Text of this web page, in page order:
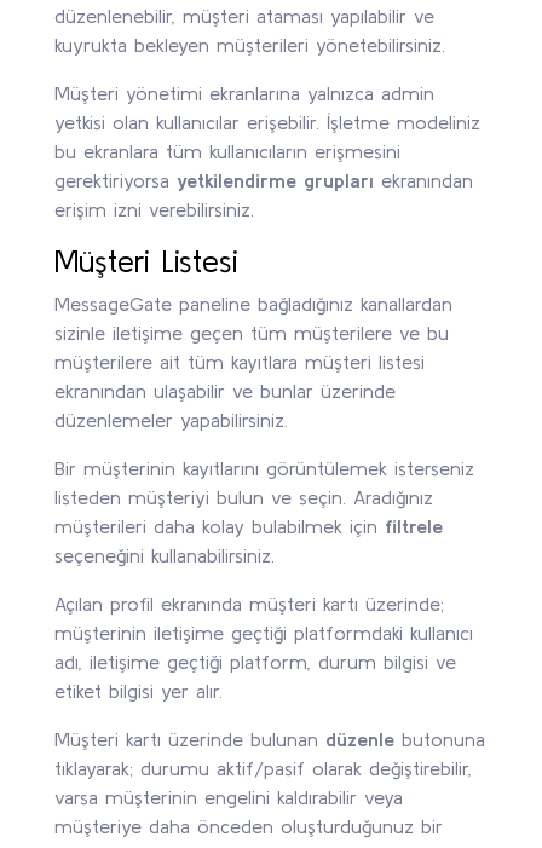
düzenlenebilir, müşteri ataması yapılabilir ve
kuyrukta bekleyen müşterileri yönetebilirsiniz.
Müşteri yönetimi ekranlarına yalnızca admin
yetkisi olan kullanıcılar erişebilir. İşletme modeliniz
bu ekranlara tüm kullanıcıların erişmesini
gerektiriyorsa yetkilendirme grupları ekranından
erişim izni verebilirsiniz.
Müşteri Listesi
MessageGate paneline bağladığınız kanallardan
sizinle iletişime geçen tüm müşterilere ve bu
müşterilere ait tüm kayıtlara müşteri listesi
ekranından ulaşabilir ve bunlar üzerinde
düzenlemeler yapabilirsiniz.
Bir müşterinin kayıtlarını görüntülemek isterseniz
listeden müşteriyi bulun ve seçin. Aradığınız
müşterileri daha kolay bulabilmek için filtrele
seçeneğini kullanabilirsiniz.
Açılan profil ekranında müşteri kartı üzerinde;
müşterinin iletişime geçtiği platformdaki kullanıcı
adı, iletişime geçtiği platform, durum bilgisi ve
etiket bilgisi yer alır.
Müşteri kartı üzerinde bulunan düzenle butonuna
tıklayarak; durumu aktif/pasif olarak değiştirebilir,
varsa müşterinin engelini kaldırabilir veya
müşteriye daha önceden oluşturduğunuz bir